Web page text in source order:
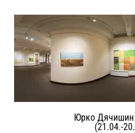
Юрко Дячишин
(21.04.-